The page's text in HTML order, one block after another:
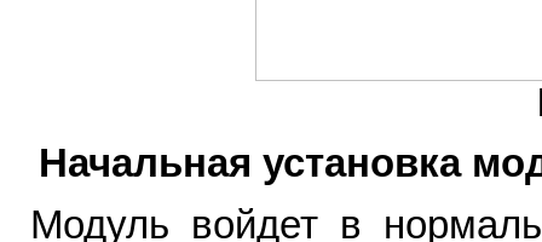
Начальная установка
Модуль войдет в